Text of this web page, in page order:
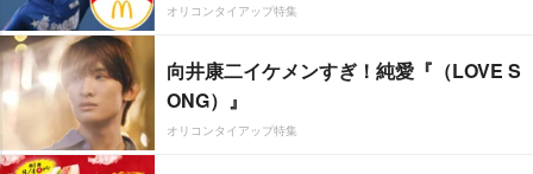
オリコンタイアップ特集
向井康二イケメンすぎ！純愛『（LOVE S
ONG）』
オリコンタイアップ特集